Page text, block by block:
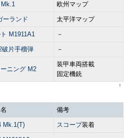
Mk.1 欧州マップ
ーランド 太平洋マップ
M1911A1 －
破片手榴弾 －
ニング M2
装甲車両搭載
固定機銃
↑
備考
Mk.1(T) スコープ装着